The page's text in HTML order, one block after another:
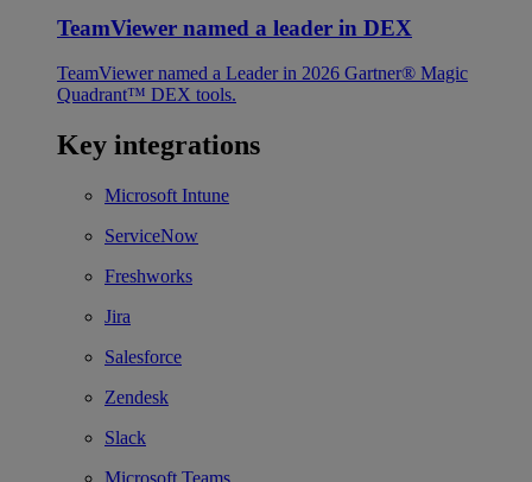
TeamViewer named a leader in DEX
TeamViewer named a Leader in 2026 Gartner® Magic
Quadrant™ DEX tools.
Key integrations
Microsoft Intune
ServiceNow
Freshworks
Jira
Salesforce
Zendesk
Slack